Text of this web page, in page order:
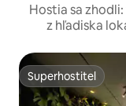
Hostia sa
z hľadiska
Superhostiteľ
Superhostiteľ